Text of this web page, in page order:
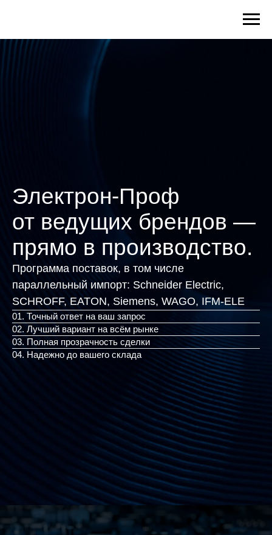
Электрон-Проф
от ведущих брендов —
прямо в производство.
Программа поставок, в том числе
параллельный импорт: Schneider Electric,
SCHROFF, EATON, Siemens,
01. Точный ответ на ваш запрос
02. Лучший вариант на всём рынке
03. Полная прозрачность сделки
04. Надежно до вашего склада